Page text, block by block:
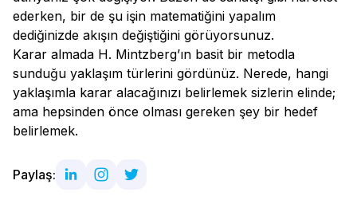
ederken, bir de şu işin matematiğini yapalım
dediğinizde akışın değiştiğini görüyorsunuz.
Karar almada H. Mintzberg’ın basit bir metodla
sunduğu yaklaşım türlerini gördünüz. Nerede, hangi
yaklaşımla karar alacağınızı belirlemek sizlerin elinde;
ama hepsinden önce olması gereken şey bir hedef
belirlemek.
Paylaş: